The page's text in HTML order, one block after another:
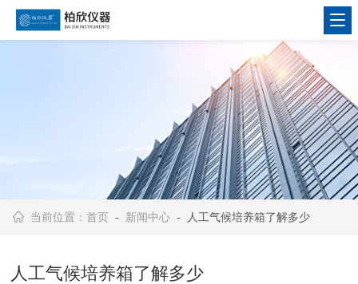
当前位置：首页 - 新闻中心 - 人工气候培养箱了解多少
人工气候培养箱了解多少